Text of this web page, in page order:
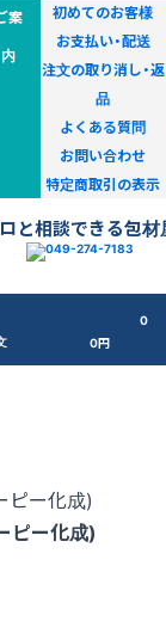
案
内
初めてのお客様
お支払い・配送
注文の取り消し・返
品
よくある質問
お問い合わせ
特定商取引の表示
と相談できる包材
0
0円
ー化成)
ピー化成)